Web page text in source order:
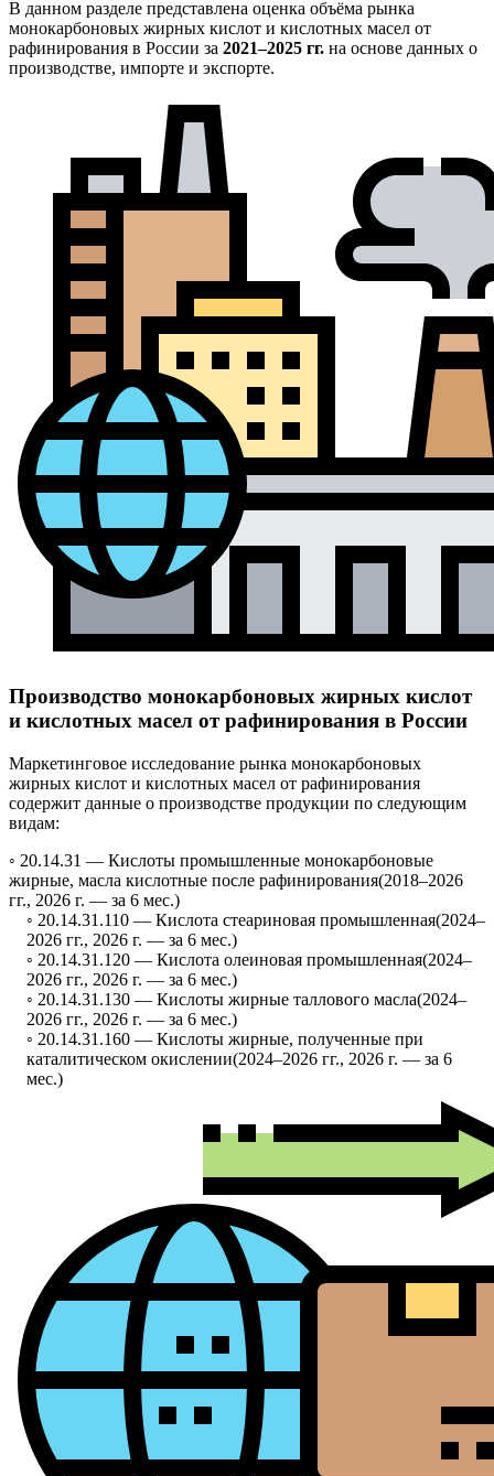
В данном разделе представлена оценка объёма рынка
монокарбоновых жирных кислот и кислотных масел от
рафинирования в России за 2021–2025 гг. на основе данных о
производстве, импорте и экспорте.
Производство монокарбоновых жирных кислот
и кислотных масел от рафинирования в России
Маркетинговое исследование рынка монокарбоновых
жирных кислот и кислотных масел от рафинирования
содержит данные о производстве продукции по следующим
видам:
◦ 20.14.31 — Кислоты промышленные монокарбоновые
жирные, масла кислотные после рафинирования(2018–2026
гг., 2026 г. — за 6 мес.)
◦ 20.14.31.110 — Кислота стеариновая промышленная(2024–
2026 гг., 2026 г. — за 6 мес.)
◦ 20.14.31.120 — Кислота олеиновая промышленная(2024–
2026 гг., 2026 г. — за 6 мес.)
◦ 20.14.31.130 — Кислоты жирные таллового масла(2024–
2026 гг., 2026 г. — за 6 мес.)
◦ 20.14.31.160 — Кислоты жирные, полученные при
каталитическом окислении(2024–2026 гг., 2026 г. — за 6
мес.)